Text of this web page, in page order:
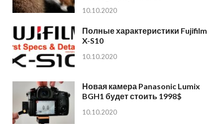
10.10.2020
Полные характеристики Fujifilm
X-S10
10.10.2020
Новая камера Panasonic Lumix
BGH1 будет стоить 1998$
10.10.2020